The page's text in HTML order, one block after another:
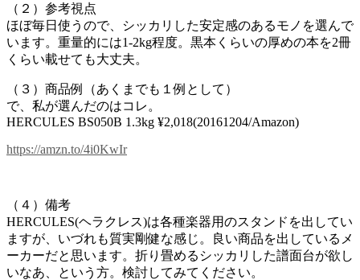
（２）参考視点
ほぼ毎日使うので、シッカリした安定感のあるモノを選んで
います。重量的には1-2kg程度。黒本くらいの厚めの本を2冊
くらい載せても大丈夫。
（３）商品例（あくまでも１例として）
で、私が選んだのはコレ。
HERCULES BS050B 1.3kg ¥2,018(20161204/Amazon)
https://amzn.to/4i0KwIr
（４）備考
HERCULES(ヘラクレス)は各種楽器用のスタンドを出してい
ますが、いづれも質実剛健な感じ。良い商品を出しているメ
ーカーだと思います。折り畳めるシッカリした譜面台が欲し
いなあ、という方。検討してみてください。